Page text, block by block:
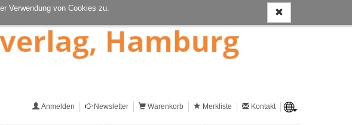
Verwendung von Cookies zu.
Anmelden Newsletter Warenkorb Merkliste Kontakt